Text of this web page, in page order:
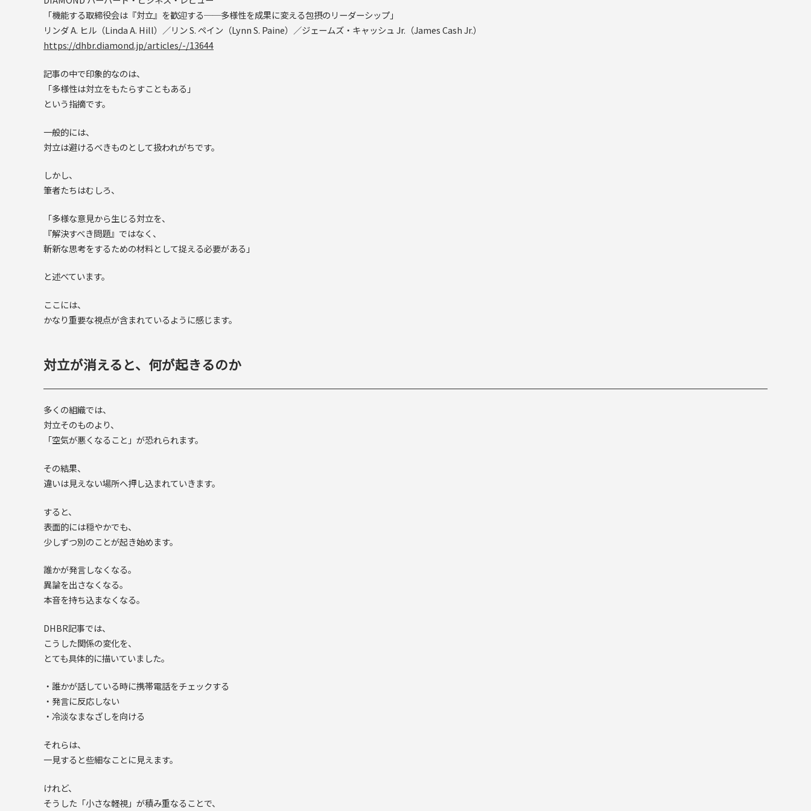
「機能する取締役会は『対立』を歓迎する──多様性を成果に変える包摂のリーダーシップ」
リンダ A. ヒル（Linda A. Hill）／リン S. ペイン（Lynn S. Paine）／ジェームズ・キャッシュ Jr.（James Cash Jr.）
https://dhbr.diamond.jp/articles/-/13644
記事の中で印象的なのは、
「多様性は対立をもたらすこともある」
という指摘です。
一般的には、
対立は避けるべきものとして扱われがちです。
しかし、
筆者たちはむしろ、
「多様な意見から生じる対立を、
『解決すべき問題』ではなく、
斬新な思考をするための材料として捉える必要がある」
と述べています。
ここには、
かなり重要な視点が含まれているように感じます。
対立が消えると、何が起きるのか
多くの組織では、
対立そのものより、
「空気が悪くなること」が恐れられます。
その結果、
違いは見えない場所へ押し込まれていきます。
すると、
表面的には穏やかでも、
少しずつ別のことが起き始めます。
誰かが発言しなくなる。
異論を出さなくなる。
本音を持ち込まなくなる。
DHBR記事では、
こうした関係の変化を、
とても具体的に描いていました。
・誰かが話している時に携帯電話をチェックする
・発言に反応しない
・冷淡なまなざしを向ける
それらは、
一見すると些細なことに見えます。
けれど、
そうした「小さな軽視」が積み重なることで、